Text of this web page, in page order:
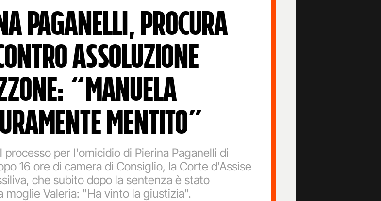
PAGANELLI, PROCURA
ASSOLUZIONE
“MANUELA
MENTITO”
per l'omicidio di Pierina Paganelli di
16 ore di camera di Consiglio, la Corte d'Assise
che subito dopo la sentenza è stato
moglie Valeria: "Ha vinto la giustizia".